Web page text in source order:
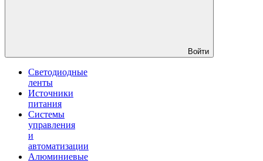
Войти
Светодиодные
ленты
Источники
питания
Системы
управления
и
автоматизации
Алюминиевые